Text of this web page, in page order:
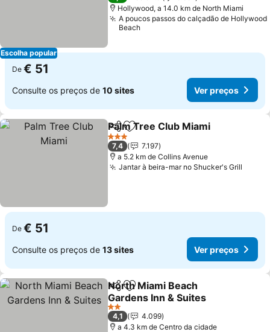
Escolha popular
Hollywood, a 14.0 km de North Miami
A poucos passos do calçadão de Hollywood
Beach
De € 51
Consulte os preços de 10 sites Ver preços
PartilharAdicionar aos favoritos
Palm Tree Club Miami
3 Estrelas
7,4
7.197
a 5.2 km de Collins Avenue
Jantar à beira-mar no Shucker's Grill
De € 51
Consulte os preços de 13 sites Ver preços
PartilharAdicionar aos favoritos
North Miami Beach
Gardens Inn & Suites
Ver preços
2 Estrelas
4,1
4.099
a 4.3 km de Centro da cidade